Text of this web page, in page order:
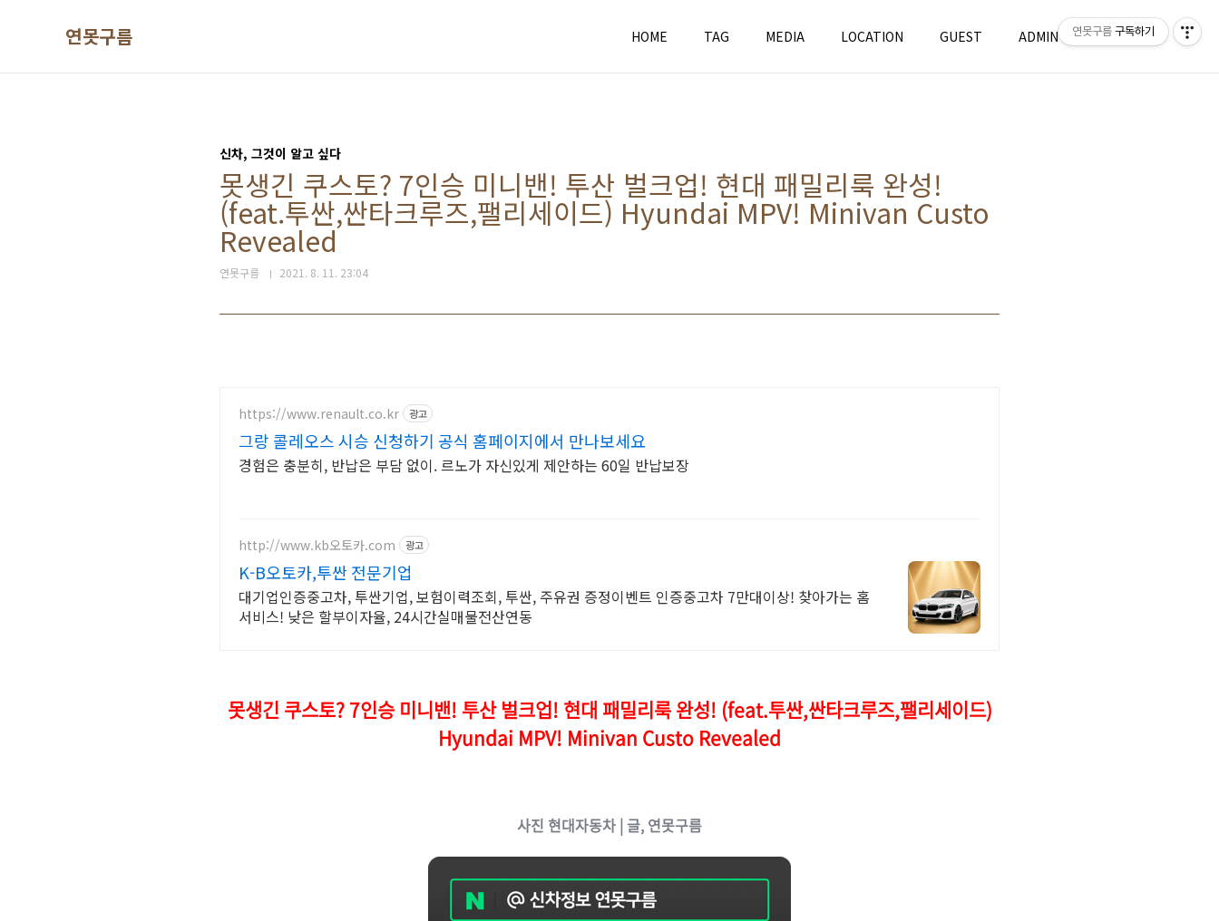
연못구름 HOME TAG MEDIA LOCATION GUEST ADMIN WRITE
신차, 그것이 알고 싶다
못생긴 쿠스토? 7인승 미니밴! 투산 벌크업! 현대 패밀리룩 완성!
(feat.투싼,싼타크루즈,팰리세이드) Hyundai MPV! Minivan Custo
Revealed
연못구름 2021. 8. 11. 23:04
https://www.renault.co.kr 광고
그랑 콜레오스 시승 신청하기 공식 홈페이지에서 만나보세요
경험은 충분히, 반납은 부담 없이. 르노가 자신있게 제안하는 60일 반납보장
http://www.kb오토카.com 광고
K-B오토카,투싼 전문기업
대기업인증중고차, 투싼기업, 보험이력조회, 투싼, 주유권 증정이벤트 인증중고차 7만대이상! 찾아가는 홈
서비스! 낮은 할부이자율, 24시간실매물전산연동
못생긴 쿠스토? 7인승 미니밴! 투산 벌크업! 현대 패밀리룩 완성! (feat.투싼,싼타크루즈,팰리세이드)
Hyundai MPV! Minivan Custo Revealed
사진 현대자동차 | 글, 연못구름
연못구름 구독하기